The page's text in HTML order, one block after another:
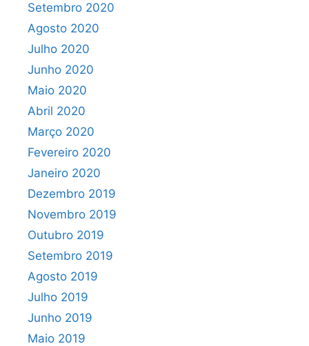
Setembro 2020
Agosto 2020
Julho 2020
Junho 2020
Maio 2020
Abril 2020
Março 2020
Fevereiro 2020
Janeiro 2020
Dezembro 2019
Novembro 2019
Outubro 2019
Setembro 2019
Agosto 2019
Julho 2019
Junho 2019
Maio 2019